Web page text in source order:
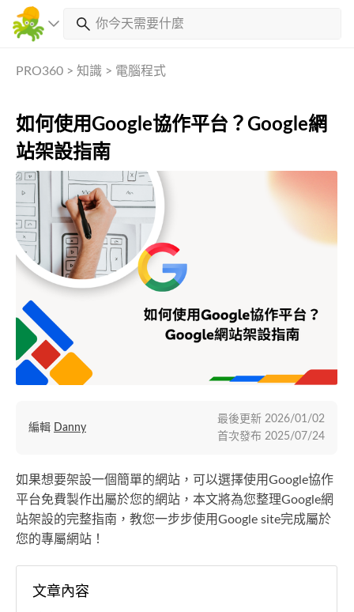
PRO360 > 知識 > 電腦程式
如何使用Google協作平台？Google網
站架設指南
如果想要架設一個簡單的網站，可以選擇使用Google協作
平台免費製作出屬於您的網站，本文將為您整理Google網
站架設的完整指南，教您一步步使用Google site完成屬於
您的專屬網站！
編輯 Danny
最後更新 2026/01/02
首次發布 2025/07/24
文章內容